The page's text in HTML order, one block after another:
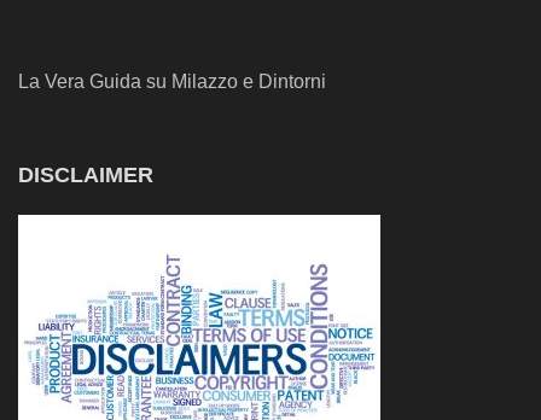
La Vera Guida su Milazzo e Dintorni
DISCLAIMER